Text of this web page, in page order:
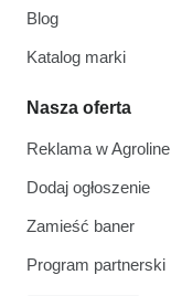
Blog
Katalog marki
Nasza oferta
Reklama w Agroline
Dodaj ogłoszenie
Zamieść baner
Program partnerski